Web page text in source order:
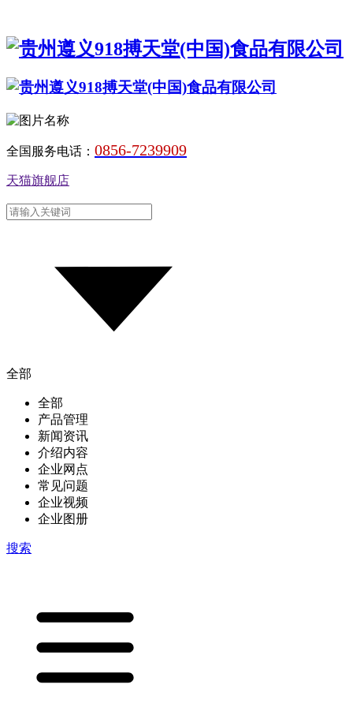
全国服务电话： 0856-7239909
天猫旗舰店
全部
全部
产品管理
新闻资讯
介绍内容
企业网点
常见问题
企业视频
企业图册
搜索